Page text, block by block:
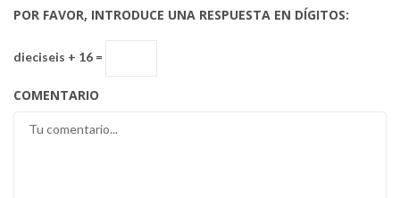
POR FAVOR, INTRODUCE UNA RESPUESTA EN DÍGITOS:
dieciseis + 16 =
COMENTARIO